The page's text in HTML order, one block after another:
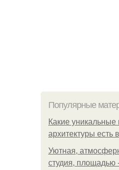
Популярные
Какие уникальные
архитектуры есть
Уютная,
студия, площадью